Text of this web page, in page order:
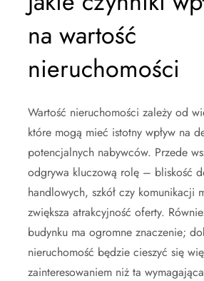
na wartość
nieruchomości
Wartość nieruchomości zależy od
które mogą mieć istotny wpływ na
potencjalnych nabywców. Przede
odgrywa kluczową rolę – bliskość
handlowych, szkół czy komunikacji
zwiększa atrakcyjność oferty.
budynku ma ogromne znaczenie;
nieruchomość będzie cieszyć się
zainteresowaniem niż ta